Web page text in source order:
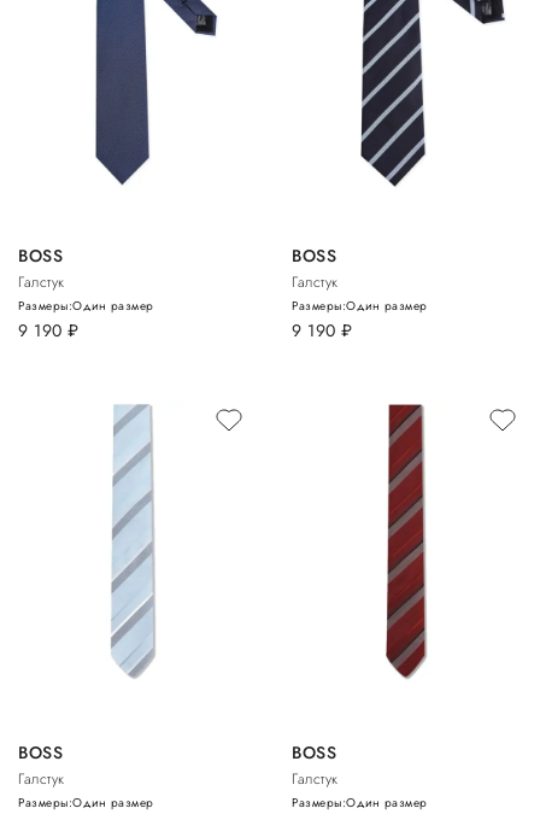
BOSS
Галстук
9 190 руб.
Размеры:Один размер
BOSS
Галстук
9 190 руб.
Размеры:Один размер
BOSS
Галстук
Размеры:Один размер
BOSS
Галстук
Размеры:Один размер